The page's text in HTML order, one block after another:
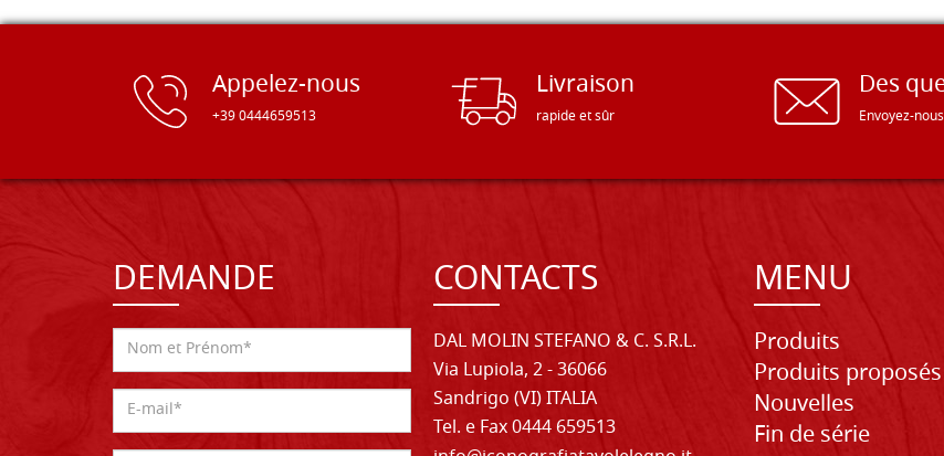
Appelez-nous
+39 0444659513
Livraison
rapide et sûr
Des
Envoyez-
DEMANDE CONTACTS
DAL MOLIN STEFANO & C. S.R.L.
Via Lupiola, 2 - 36066
Sandrigo (VI) ITALIA
Tel. e Fax 0444 659513
MENU
Produits
Produits proposés
Nouvelles
Fin de série